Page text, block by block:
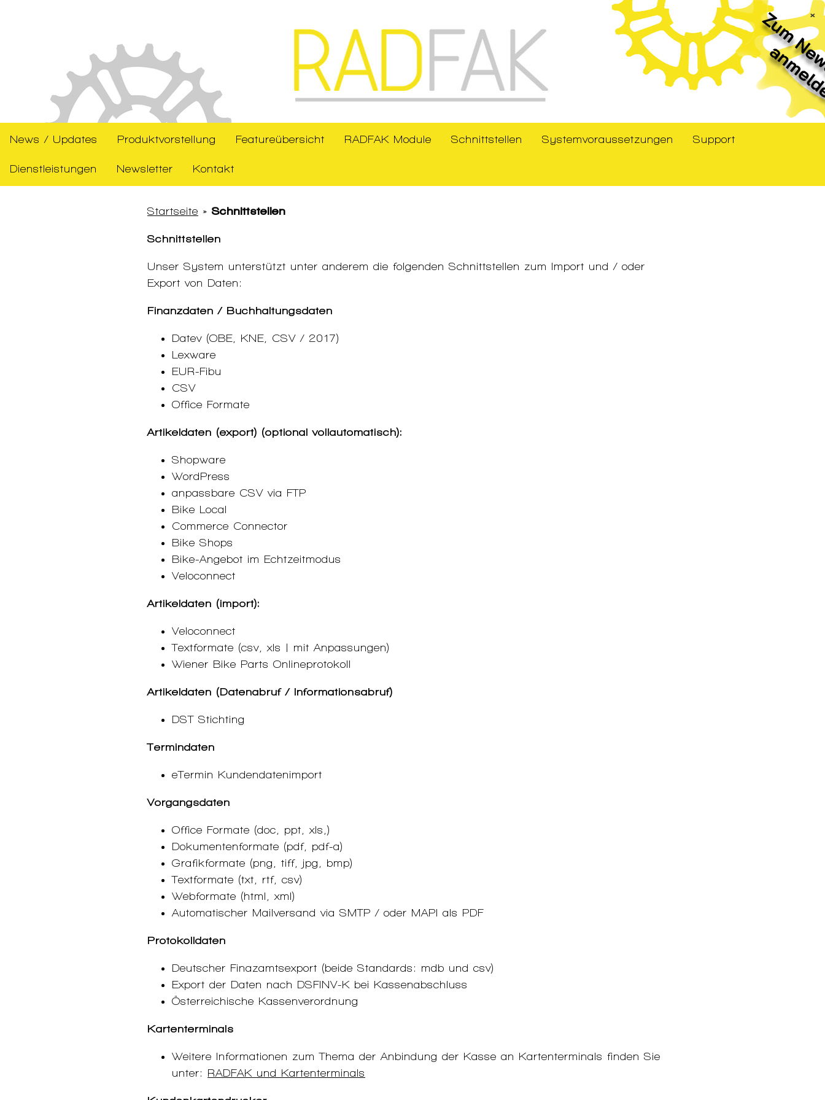
×
News / Updates Produktvorstellung Featureübersicht RADFAK Module Schnittstellen Systemvoraussetzungen Support
Dienstleistungen Newsletter Kontakt
Startseite » Schnittstellen
Schnittstellen
Unser System unterstützt unter anderem die folgenden Schnittstellen zum Import und / oder
Export von Daten:
Finanzdaten / Buchhaltungsdaten
Datev (OBE, KNE, CSV / 2017)
Lexware
EUR-Fibu
CSV
Office Formate
Artikeldaten (export) (optional vollautomatisch):
Shopware
WordPress
anpassbare CSV via FTP
Bike Local
Commerce Connector
Bike Shops
Bike-Angebot im Echtzeitmodus
Veloconnect
Artikeldaten (import):
Veloconnect
Textformate (csv, xls | mit Anpassungen)
Wiener Bike Parts Onlineprotokoll
Artikeldaten (Datenabruf / Informationsabruf)
DST Stichting
Termindaten
eTermin Kundendatenimport
Vorgangsdaten
Office Formate (doc, ppt, xls,)
Dokumentenformate (pdf, pdf-a)
Grafikformate (png, tiff, jpg, bmp)
Textformate (txt, rtf, csv)
Webformate (html, xml)
Automatischer Mailversand via SMTP / oder MAPI als PDF
Protokolldaten
Deutscher Finazamtsexport (beide Standards: mdb und csv)
Export der Daten nach DSFINV-K bei Kassenabschluss
Österreichische Kassenverordnung
Kartenterminals
Weitere Informationen zum Thema der Anbindung der Kasse an Kartenterminals finden Sie
unter: RADFAK und Kartenterminals